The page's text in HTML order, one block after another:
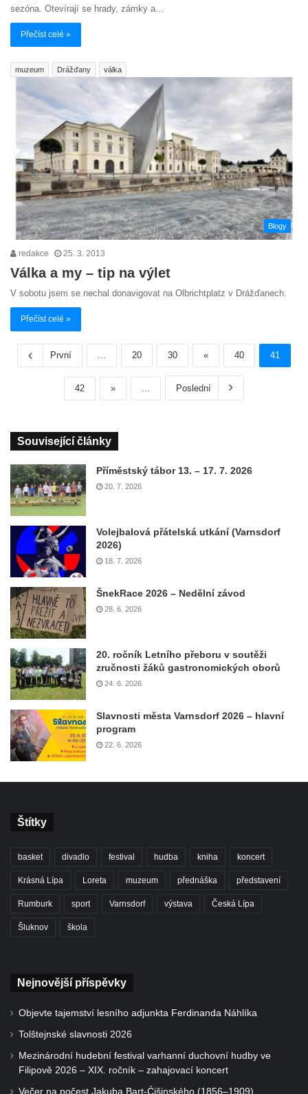
sezóna. Otevírají se hrady, zámky a…
Přečíst celé »
muzeum Drážďany válka
Blogy
redakce 25. 3. 2013
Válka a my – tip na výlet
V sobotu jsem se nechal donavigovat na Olbrichtplatz v Drážďanech.
Přečíst celé »
První 20 30 « 40 41
42 » Poslední
Související články
Příměstský tábor 13. – 17. 7. 2026
20. 7. 2026
Volejbalová přátelská utkání (Varnsdorf
2026)
18. 7. 2026
ŠnekRace 2026 – Nedělní závod
28. 6. 2026
20. ročník Letního přeboru v soutěži
zručnosti žáků gastronomických oborů
24. 6. 2026
Slavnosti města Varnsdorf 2026 – hlavní
program
22. 6. 2026
Štítky
basket divadlo festival hudba kniha koncert
Krásná Lípa Loreta muzeum přednáška představení
Rumburk sport Varnsdorf výstava Česká Lípa
Šluknov škola
Nejnovější příspěvky
Objevte tajemství lesního adjunkta Ferdinanda Náhlíka
Tolštejnské slavnosti 2026
Mezinárodní hudební festival varhanní duchovní hudby ve
Filipově 2026 – XIX. ročník – zahajovací koncert
Večer na počest Jakuba Bart-Ćišinského (1856–1909)